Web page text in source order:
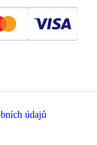
údajů